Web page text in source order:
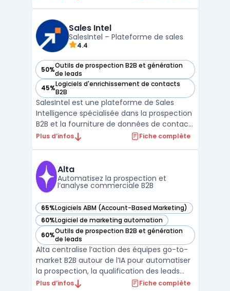
des numéros de téléphone, depuis des sites
web comme Li ...
Sales Intel
SalesIntel – Plateforme de sales
4.4
50%Outils de prospection B2B et génération
de leads
— voir Sales Intel dans cette catégorie
45%Logiciels d'enrichissement de contacts
B2B
— voir Sales Intel dans cette catégorie
SalesIntel est une plateforme de Sales
Intelligence spécialisée dans la prospection
B2B et la fourniture de données de contact
enrichies. Elle permet aux équipes
décideurs, optimisant ainsi les efforts de
vente.Grâce ...
Plus d’infos Fiche complète
Alta
Automatisez la prospection et
l’analyse commerciale B2B
65%Logiciels ABM (Account-Based Marketing)
— voir Alta dans cette catégorie
60%Logiciel de marketing automation
— voir Alta dans cette catégorie
60%Outils de prospection B2B et génération
de leads
— voir Alta dans cette catégorie
Alta centralise l’action des équipes go-to-
market B2B autour de l’IA pour automatiser
la prospection, la qualification des leads
entrants et l’analyse des revenus dans un
Plus d’infos Fiche complète